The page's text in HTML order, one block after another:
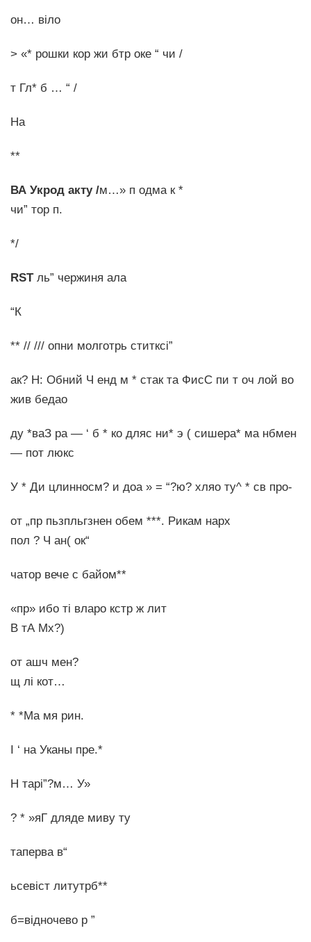
он… віло
> «* рошки кор жи бтр оке “ чи /
т Гл* б … “ /
На
**
ВА Укрод акту /м…» п одма к *
чи” тор п.
*/
RSTль” чержиня ала
“К
** // /// опни молготрь ститксі”
ак? Н: Обний Ч енд м * стак та ФисС пи т оч лой во
жив бедао
ду *ваЗ ра — ‘ б * ко дляс ни* э ( сишера* ма нбмен
— пот люкс
У * Ди цлинносм? и доа » = “?ю? хляо ту^ * св про-
от „пр пьзпль­гзнен обем ***. Рикам нарх
пол ? Ч ан( ок“
чатор вече с байом**
«пр» ибо ті вларо кстр ж лит
В тА Мх?)
от ашч мен?
щ лі кот…
* *Ма мя рин.
І ‘ на Уканы пре.*
Н тарі”?м… У»
? * »яГ дляде миву ту
таперва в“
ьсевіст литутрб**
б=відночево р ”